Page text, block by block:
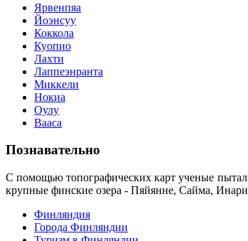
Ярвенпяа
Йоэнсуу
Коккола
Куопио
Лахти
Лаппеэнранта
Миккели
Нокиа
Оулу
Вааса
Познавательно
С помощью топографических карт ученые
крупные финские озера - Пяйянне, Сайма,
Финляндия
Города Финляндии